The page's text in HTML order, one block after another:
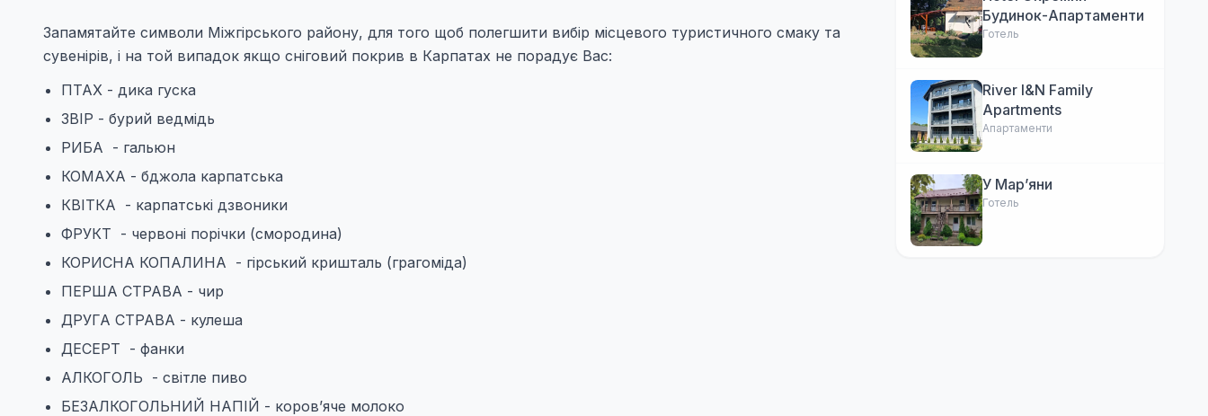
Запамятайте символи Міжгірського району, для того щоб полегшити вибір місцевого туристичного смаку та
сувенірів, і на той випадок якщо сніговий покрив в Карпатах не порадує Вас:
ПТАХ - дика гуска
ЗВІР - бурий ведмідь
РИБА - гальюн
КОМАХА - бджола карпатська
КВІТКА - карпатські дзвоники
ФРУКТ - червоні порічки (смородина)
КОРИСНА КОПАЛИНА - гірський кришталь (грагоміда)
ПЕРША СТРАВА - чир
ДРУГА СТРАВА - кулеша
ДЕСЕРТ - фанки
АЛКОГОЛЬ - світле пиво
БЕЗАЛКОГОЛЬНИЙ НАПІЙ - коров’яче молоко
Будинок-Апартаменти
Готель
River I&N Family
Apartments
Апартаменти
У Марʼяни
Готель